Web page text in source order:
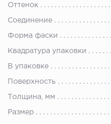
Оттенок
Соединение
Форма фаски
Квадратура упаковки
В упаковке
Поверхность
Толщина, мм
Размер